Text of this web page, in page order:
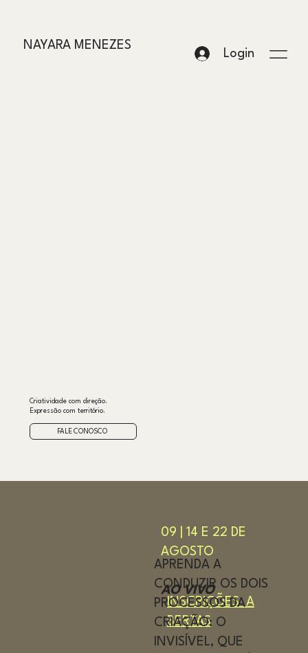
NAYARA MENEZES
Login
Criatividade com direção.
Expressão com território.
FALE CONOSCO
INSCRIÇÕES A
BERTAS
APRENDA A
CONDUZIR OS DOIS
PROCESSOS DA
CRIAÇÃO: O
INVISÍVEL, QUE
09 | 14 E 22 DE
AGOSTO
AO VIVO